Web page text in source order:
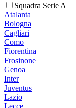
Squadra Serie A
Atalanta
Bologna
Cagliari
Como
Fiorentina
Frosinone
Genoa
Inter
Juventus
Lazio
Lecce